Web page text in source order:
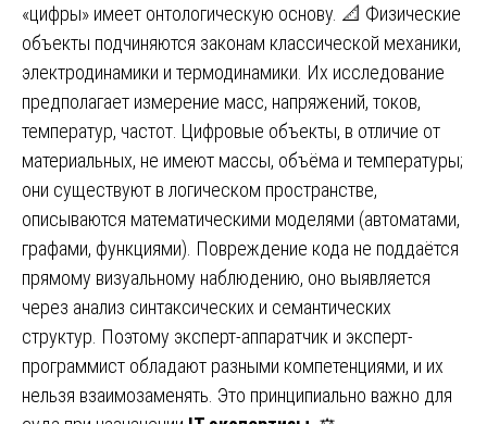
«цифры» имеет онтологическую основу. 📐 Физические
объекты подчиняются законам классической механики,
электродинамики и термодинамики. Их исследование
предполагает измерение масс, напряжений, токов,
температур, частот. Цифровые объекты, в отличие от
материальных, не имеют массы, объёма и температуры;
они существуют в логическом пространстве,
описываются математическими моделями (автоматами,
графами, функциями). Повреждение кода не поддаётся
прямому визуальному наблюдению, оно выявляется
через анализ синтаксических и семантических
структур. Поэтому эксперт-аппаратчик и эксперт-
программист обладают разными компетенциями, и их
нельзя взаимозаменять. Это принципиально важно для